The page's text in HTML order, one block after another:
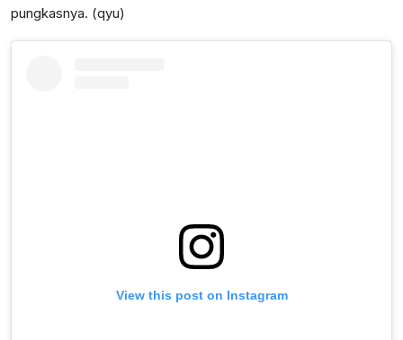
pungkasnya. (qyu)
View this post on Instagram